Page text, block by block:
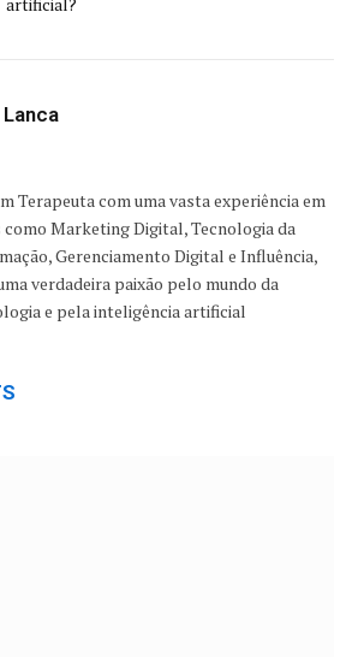
Terapeuta com uma vasta experiência em
como Marketing Digital, Tecnologia da
Gerenciamento Digital e Influência,
verdadeira paixão pelo mundo da
e pela inteligência artificial